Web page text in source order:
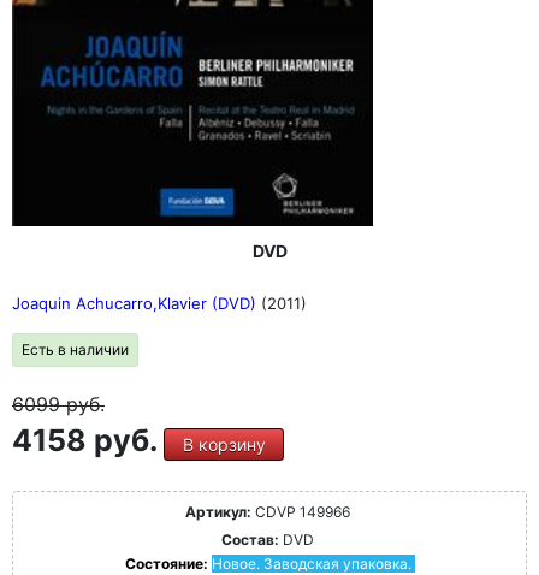
DVD
Joaquin Achucarro,Klavier (DVD) (2011)
Есть в наличии
6099руб.
4158 руб. В корзину
Артикул: CDVP 149966
Состав: DVD
Состояние: Новое. Заводская упаковка.